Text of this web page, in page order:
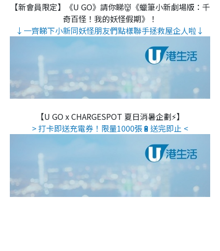
【新會員限定】《U GO》請你睇👹《蠟筆小新劇場版：千
奇百怪！我的妖怪假期》！
↓一齊睇下小新同妖怪朋友們點樣聯手拯救屋企人啦↓
【U GO x CHARGESPOT 夏日消暑企劃⚡】
> 打卡即送充電券！限量1000張🔋送完即止 <